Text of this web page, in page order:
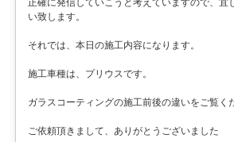
正確に発信していこうと考えていますので、宜
い致します。
それでは、本日の施工内容になります。
施工車種は、プリウスです。
ガラスコーティングの施工前後の違いをご覧く
ご依頼頂きまして、ありがとうございました